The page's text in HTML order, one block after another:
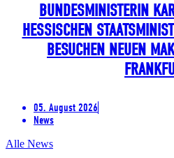
BUNDESMINISTERIN
HESSISCHEN
BESUCHEN NEUEN
05. August 2026
News
Alle News